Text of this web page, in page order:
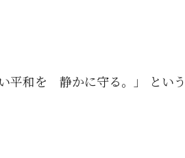
和を 静かに守る。」 という